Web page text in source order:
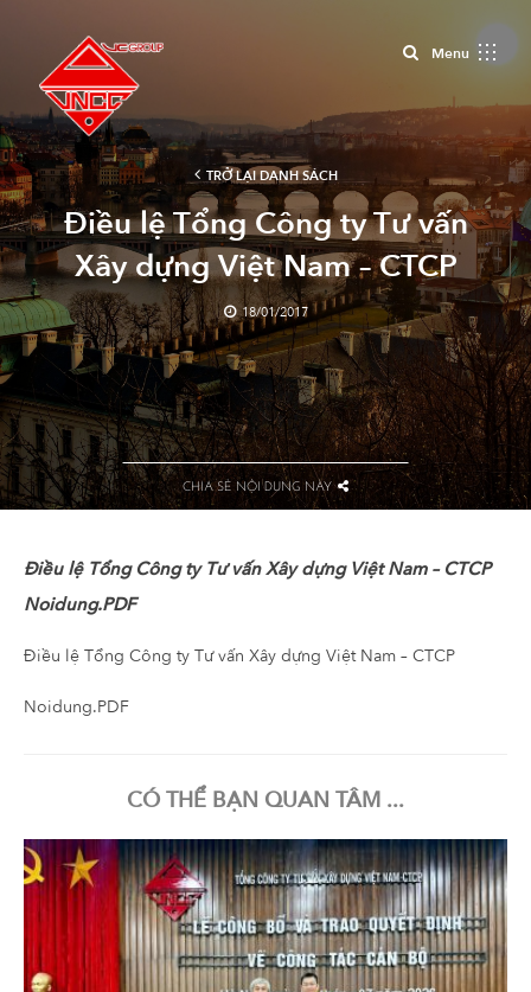
MenuClose
TRỞ LẠI DANH SÁCH
Điều lệ Tổng Công ty Tư vấn
Xây dựng Việt Nam – CTCP
18/01/2017
CHIA SẺ NỘI DUNG NÀY
Điều lệ Tổng Công ty Tư vấn Xây dựng Việt Nam – CTCP
Noidung.PDF
Điều lệ Tổng Công ty Tư vấn Xây dựng Việt Nam – CTCP
Noidung.PDF
CÓ THỂ BẠN QUAN TÂM ...